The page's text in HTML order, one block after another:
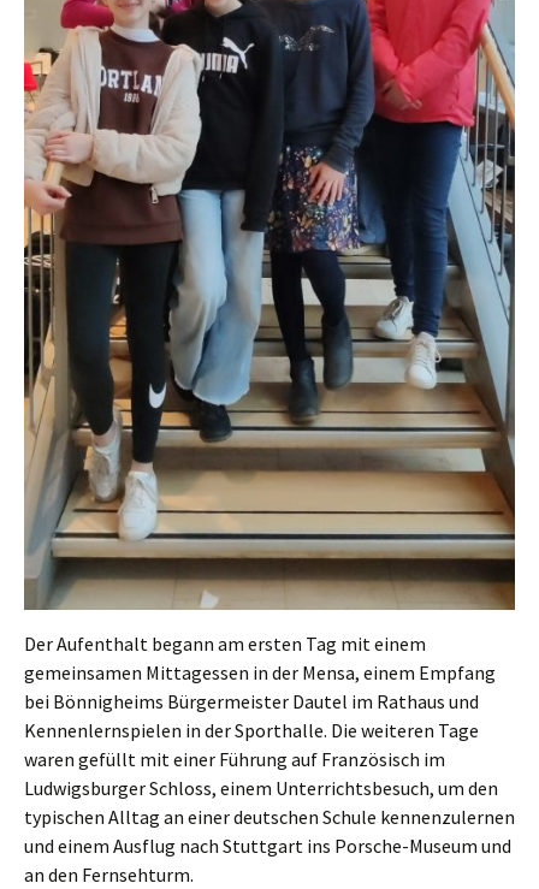
Der Aufenthalt begann am ersten Tag mit einem
gemeinsamen Mittagessen in der Mensa, einem Empfang
bei Bönnigheims Bürgermeister Dautel im Rathaus und
Kennenlernspielen in der Sporthalle. Die weiteren Tage
waren gefüllt mit einer Führung auf Französisch im
Ludwigsburger Schloss, einem Unterrichtsbesuch, um den
typischen Alltag an einer deutschen Schule kennenzulernen
und einem Ausflug nach Stuttgart ins Porsche-Museum und
an den Fernsehturm.